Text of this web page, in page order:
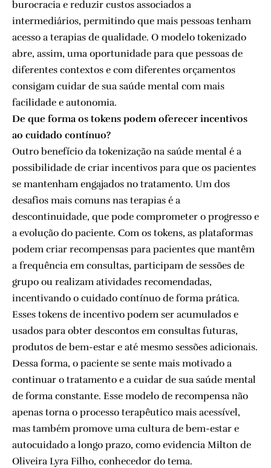
burocracia e reduzir custos associados a
intermediários, permitindo que mais pessoas tenham
acesso a terapias de qualidade. O modelo tokenizado
abre, assim, uma oportunidade para que pessoas de
diferentes contextos e com diferentes orçamentos
consigam cuidar de sua saúde mental com mais
facilidade e autonomia.
De que forma os tokens podem oferecer incentivos
ao cuidado contínuo?
Outro benefício da tokenização na saúde mental é a
possibilidade de criar incentivos para que os pacientes
se mantenham engajados no tratamento. Um dos
desafios mais comuns nas terapias é a
descontinuidade, que pode comprometer o progresso e
a evolução do paciente. Com os tokens, as plataformas
podem criar recompensas para pacientes que mantêm
a frequência em consultas, participam de sessões de
grupo ou realizam atividades recomendadas,
incentivando o cuidado contínuo de forma prática.
Esses tokens de incentivo podem ser acumulados e
usados para obter descontos em consultas futuras,
produtos de bem-estar e até mesmo sessões adicionais.
Dessa forma, o paciente se sente mais motivado a
continuar o tratamento e a cuidar de sua saúde mental
de forma constante. Esse modelo de recompensa não
apenas torna o processo terapêutico mais acessível,
mas também promove uma cultura de bem-estar e
autocuidado a longo prazo, como evidencia Milton de
Oliveira Lyra Filho, conhecedor do tema.